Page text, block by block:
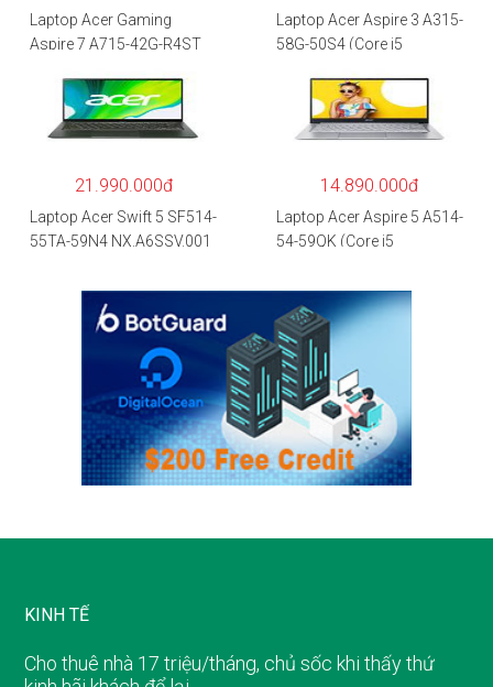
Laptop Acer Gaming
Aspire 7 A715-42G-R4ST
5500U/8GB RAM/256GB
SSD/15.6″FHD
IPS/GTX1650 4GB/Win10)
Laptop Acer Aspire 3 A315-
58G-50S4 (Core i5
RAM/512GB/15.6″FHD/M
X350 2GB/Win 10/Bạc)
21.990.000đ
Laptop Acer Swift 5 SF514-
55TA-59N4 NX.A6SSV.001
RAM/1TB
SSD/14″FHD_Touch/Win1
0/Xanh) – Hàng chính
14.890.000đ
Laptop Acer Aspire 5 A514-
54-59QK (Core i5
RAM/512GB/14″FHD/Win
11/Vàng)
KINH TẾ
Cho thuê nhà 17 triệu/tháng, chủ sốc khi thấy thứ